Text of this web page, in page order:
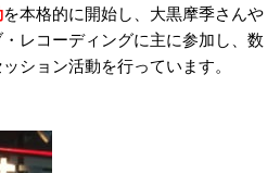
を本格的に開始し、大黒摩季さんや
レコーディングに主に参加し、数
ション活動を行っています。